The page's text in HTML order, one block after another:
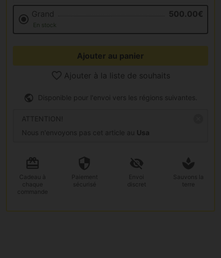
Grand 500.00€
En stock
Ajouter au panier
Ajouter à la liste de souhaits
Disponible pour l'envoi vers les régions suivantes.
ATTENTION!
Nous n'envoyons pas cet article au Usa
Cadeau à
chaque
commande
Paiement
sécurisé
Envoi
discret
Sauvons la
terre